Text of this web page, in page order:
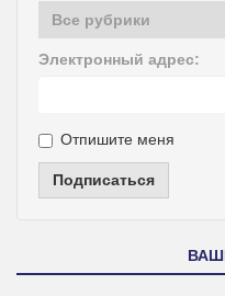
Электронный адрес:
Отпишите меня
Подписаться